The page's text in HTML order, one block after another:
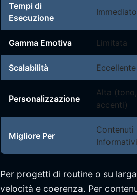
Tempi di
Esecuzione
Immediato
Gamma Emotiva Limitata
Scalabilità Eccellente
Personalizzazione
Alta (tono,
accenti)
Migliore Per
Contenuti
Informativi
Per progetti di routine o su
velocità e coerenza. Per